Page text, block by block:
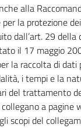
alla
la protezione
dall’art. 29 della
il 17 maggio
la raccolta di
i tempi e la
del trattamento
a pagine
scopi del